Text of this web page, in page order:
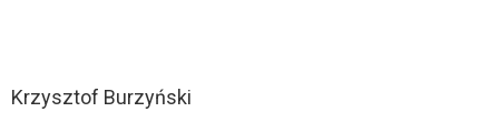
Krzysztof Burzyński